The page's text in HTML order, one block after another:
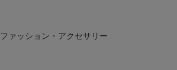
ファッション・アクセサリー